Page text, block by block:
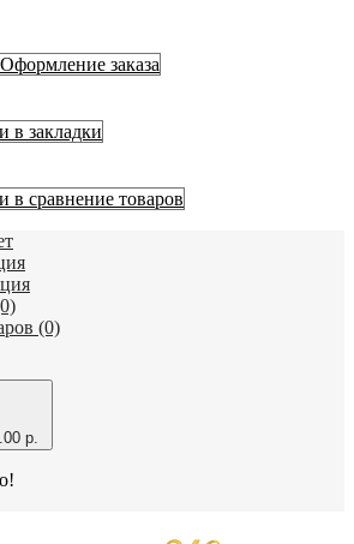
Оформление заказа
в закладки
в сравнение товаров
(0)
р.